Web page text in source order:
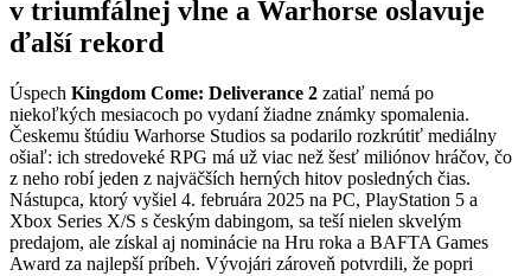
v triumfálnej vlne a Warhorse oslavuje
ďalší rekord
Úspech Kingdom Come: Deliverance 2 zatiaľ nemá po
niekoľkých mesiacoch po vydaní žiadne známky spomalenia.
Českemu štúdiu Warhorse Studios sa podarilo rozkrútiť mediálny
ošiaľ: ich stredoveké RPG má už viac než šesť miliónov hráčov, čo
z neho robí jeden z najväčších herných hitov posledných čias.
Nástupca, ktorý vyšiel 4. februára 2025 na PC, PlayStation 5 a
Xbox Series X/S s českým dabingom, sa teší nielen skvelým
predajom, ale získal aj nominácie na Hru roka a BAFTA Games
Award za najlepší príbeh. Vývojári zároveň potvrdili, že popri